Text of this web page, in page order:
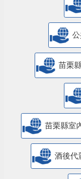
苗栗
苗栗縣室
酒後代